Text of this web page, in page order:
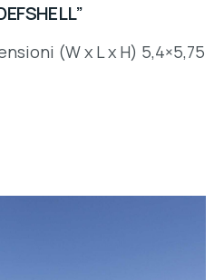
(W x L x H) 5,4×5,75